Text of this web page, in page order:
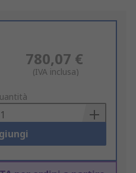
780,07 €
(IVA inclusa)